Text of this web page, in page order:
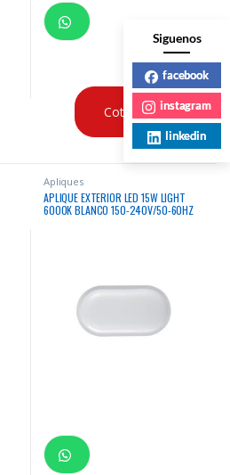
Cotizar
Apliques
APLIQUE EXTERIOR LED 15W LIGHT
6000K BLANCO 150-240V/50-60HZ
Siguenos
facebook
instagram
linkedin